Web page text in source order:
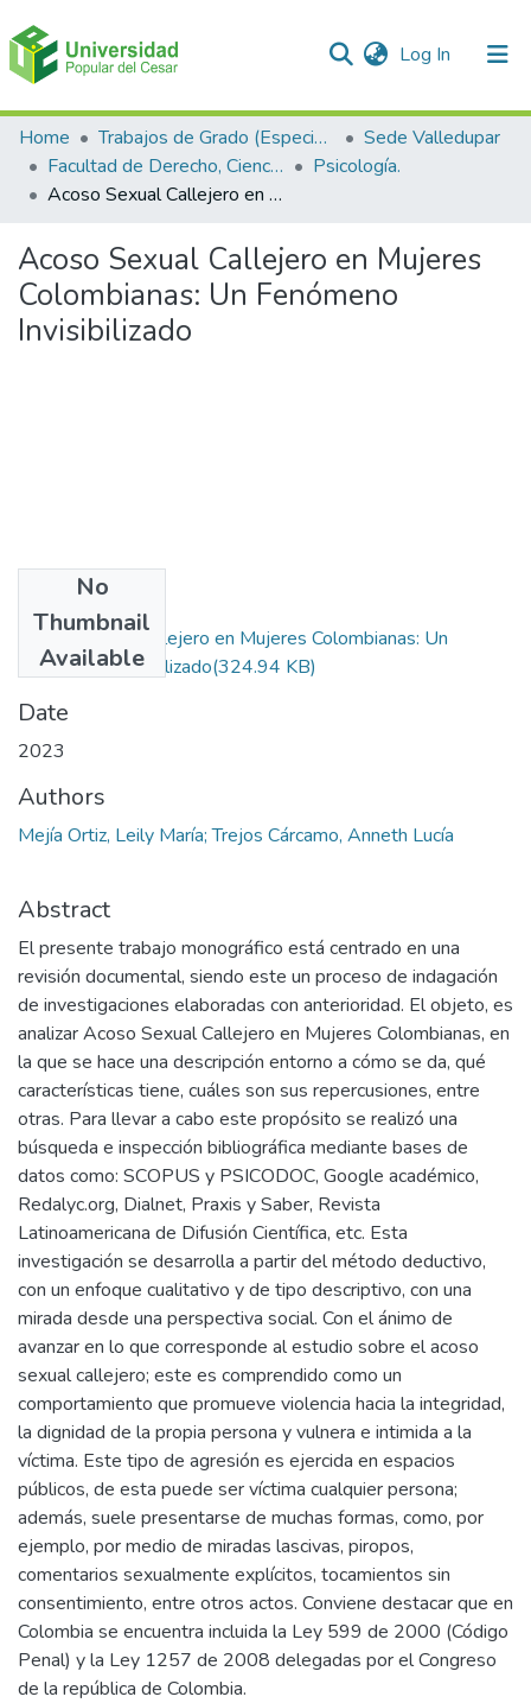
Log In (current)
Communities & Collections
All of DSpace
Home Trabajos de Grado (Especializaciones y Pregrados)
Sede Valledupar
Facultad de Derecho, Ciencias Políticas y Sociales.
Psicología.
Acoso Sexual Callejero en Mujeres Colombianas: Un Fenómeno Invisibilizado
Acoso Sexual Callejero en Mujeres
Colombianas: Un Fenómeno
Invisibilizado
No
Thumbnail
Available
Acoso Sexual Callejero en Mujeres Colombianas: Un
Fenómeno Invisibilizado(324.94 KB)
Date
2023
Authors
Mejía Ortiz, Leily María; Trejos Cárcamo, Anneth Lucía
Abstract
El presente trabajo monográfico está centrado en una
revisión documental, siendo este un proceso de indagación
de investigaciones elaboradas con anterioridad. El objeto, es
analizar Acoso Sexual Callejero en Mujeres Colombianas, en
la que se hace una descripción entorno a cómo se da, qué
características tiene, cuáles son sus repercusiones, entre
otras. Para llevar a cabo este propósito se realizó una
búsqueda e inspección bibliográfica mediante bases de
datos como: SCOPUS y PSICODOC, Google académico,
Redalyc.org, Dialnet, Praxis y Saber, Revista
Latinoamericana de Difusión Científica, etc. Esta
investigación se desarrolla a partir del método deductivo,
con un enfoque cualitativo y de tipo descriptivo, con una
mirada desde una perspectiva social. Con el ánimo de
avanzar en lo que corresponde al estudio sobre el acoso
sexual callejero; este es comprendido como un
comportamiento que promueve violencia hacia la integridad,
la dignidad de la propia persona y vulnera e intimida a la
víctima. Este tipo de agresión es ejercida en espacios
públicos, de esta puede ser víctima cualquier persona;
además, suele presentarse de muchas formas, como, por
ejemplo, por medio de miradas lascivas, piropos,
comentarios sexualmente explícitos, tocamientos sin
consentimiento, entre otros actos. Conviene destacar que en
Colombia se encuentra incluida la Ley 599 de 2000 (Código
Penal) y la Ley 1257 de 2008 delegadas por el Congreso
de la república de Colombia.